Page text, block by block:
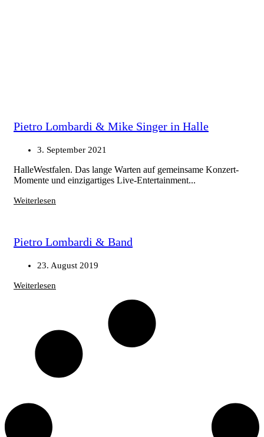
Pietro Lombardi & Mike Singer in Halle
3. September 2021
HalleWestfalen. Das lange Warten auf gemeinsame Konzert-
Momente und einzigartiges Live-Entertainment...
Weiterlesen
Pietro Lombardi & Band
23. August 2019
Weiterlesen